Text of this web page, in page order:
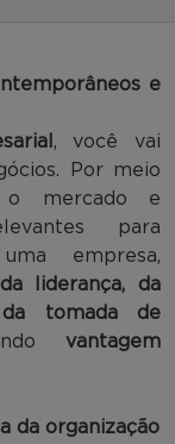
e
, você vai
Por meio
o mercado e
para
empresa,
da liderança, da
tomada de
vantagem
da organização